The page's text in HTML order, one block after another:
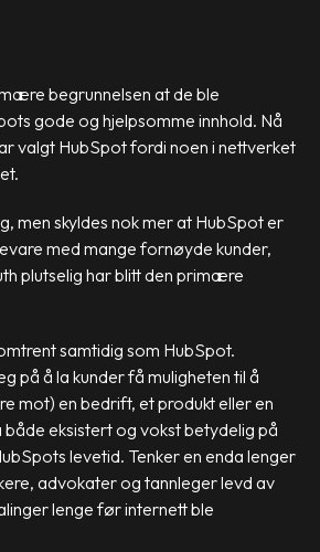
begrunnelsen at de ble
gode og hjelpsomme innhold. Nå
valgt HubSpot fordi noen i nettverket
men skyldes nok mer at HubSpot er
med mange fornøyde kunder,
plutselig har blitt den primære
samtidig som HubSpot.
på å la kunder få muligheten til å
mot) en bedrift, et produkt eller en
eksistert og vokst betydelig på
levetid. Tenker en enda lenger
advokater og tannleger levd av
lenge før internett ble